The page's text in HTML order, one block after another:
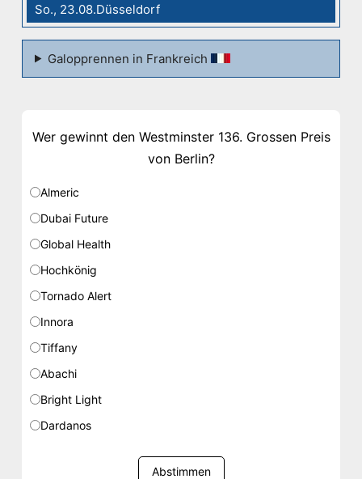
So., 23.08.Düsseldorf
Galopprennen in Frankreich
Wer gewinnt den Westminster 136. Grossen Preis
von Berlin?
Almeric
Dubai Future
Global Health
Hochkönig
Tornado Alert
Innora
Tiffany
Abachi
Bright Light
Dardanos
Abstimmen